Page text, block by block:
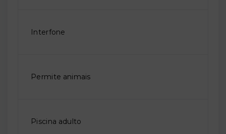
Interfone
Permite animais
Piscina adulto